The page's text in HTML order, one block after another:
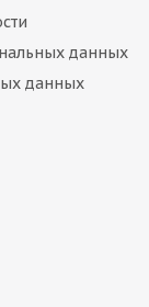
данных
данных